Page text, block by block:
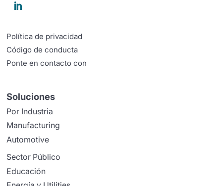

Política de privacidad
Código de conducta
Ponte en contacto con
Soluciones
Por Industria
Manufacturing
Automotive
Sector Público
Educación